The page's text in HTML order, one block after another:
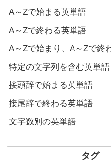
A～Zで始まる英単語
A～Zで終わる英単語
A～Zで始まり、A～Zで終
特定の文字列を含む英単語
接頭辞で始まる英単語
接尾辞で終わる英単語
文字数別の英単語
タグ